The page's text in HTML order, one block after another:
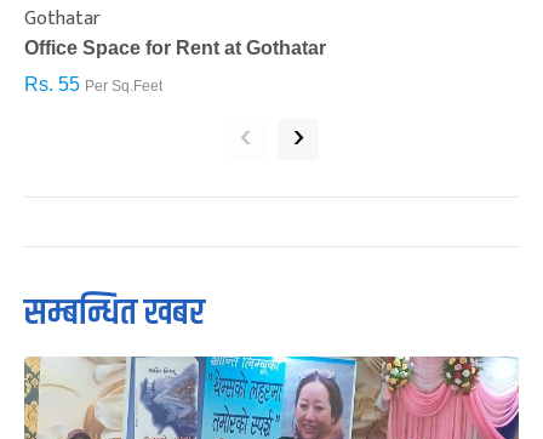
Gothatar
Office Space for Rent at Gothatar
Rs. 55 Per Sq.Feet
‹ ›
सम्बन्धित खबर